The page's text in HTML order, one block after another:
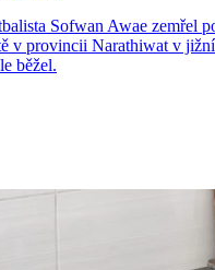
Sofwan Awae zemřel
v provincii Narathiwat v
běžel.